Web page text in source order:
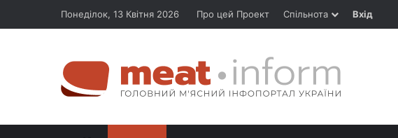
Понеділок, 13 Квітня 2026 Про цей Проект Спільнота Вхід